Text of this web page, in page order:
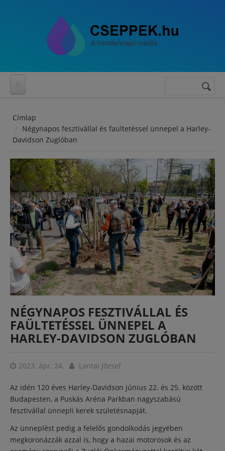
Keresés
Címlap
Négynapos fesztivállal és faültetéssel ünnepel a Harley-
Davidson Zuglóban
NÉGYNAPOS FESZTIVÁLLAL ÉS
FAÜLTETÉSSEL ÜNNEPEL A
HARLEY-DAVIDSON ZUGLÓBAN
2023. ápr. 24. Lantai József
Az idén 120 éves Harley-Davidson június 22. és 25. között
Budapesten, a Puskás Aréna Parkban nagyszabású
fesztivállal ünnepli kerek születésnapját.
Az ünneplést pedig a felelős gondolkodás jegyében
megkoronázzák azzal is, hogy a hazai motorosok és az